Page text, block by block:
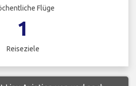
Flüge
1
Reiseziele